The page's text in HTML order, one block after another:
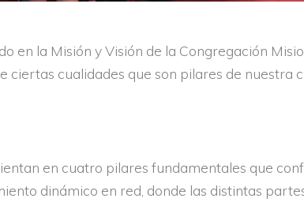
en la Misión y Visión de la Congregación
ciertas cualidades que son pilares de nuestra
en cuatro pilares fundamentales que
dinámico en red, donde las distintas